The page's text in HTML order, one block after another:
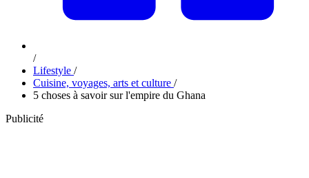
/
Lifestyle /
Cuisine, voyages, arts et culture /
5 choses à savoir sur l'empire du Ghana
Publicité